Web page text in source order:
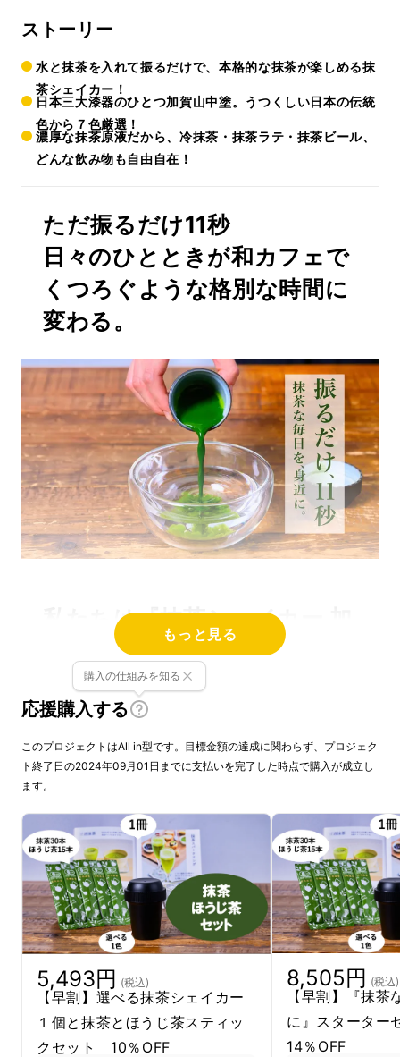
ストーリー
水と抹茶を入れて振るだけで、本格的な抹茶が楽しめる抹
茶シェイカー！
日本三大漆器のひとつ加賀山中塗。うつくしい日本の伝統
色から７色厳選！
濃厚な抹茶原液だから、冷抹茶・抹茶ラテ・抹茶ビール、
どんな飲み物も自由自在！
ただ振るだけ11秒
日々のひとときが和カフェで
くつろぐような格別な時間に
変わる。
私たちは『抹茶シェイカー 加
賀山中塗』で、世界を魅了す
る抹茶を、自宅でもっと手軽
に愉しめる身近な存在にした
いと思っています。
『抹茶シェイカー 加賀山中
塗』で、抹茶を手軽にクリエ
イティブに愉しむ。
『和カフェのような抹茶ラテ』
も自由自在です。
もっと見る
応援購入する
購入の仕組みを知る
このプロジェクトはAll in型です。目標金額の達成に関わらず、プロジェク
ト終了日の2024年09月01日までに支払いを完了した時点で購入が成立し
ます。
5,493円 (税込)
【早割】選べる抹茶シェイカー
１個と抹茶とほうじ茶スティッ
クセット 10％OFF
8,505円 (税込)
【早割】『抹
に』スタータ
14％OFF